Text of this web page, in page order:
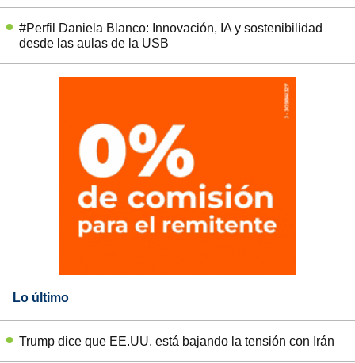
#Perfil Daniela Blanco: Innovación, IA y sostenibilidad
desde las aulas de la USB
Lo último
Trump dice que EE.UU. está bajando la tensión con Irán